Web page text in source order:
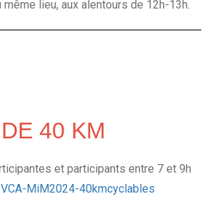
lieu, aux alentours de 12h-13h.
40 KM
et participants entre 7 et 9h
VCA-MiM2024-40kmcyclables